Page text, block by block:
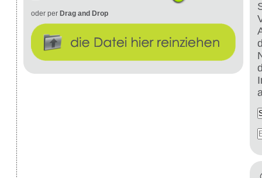
oder per Drag and Drop